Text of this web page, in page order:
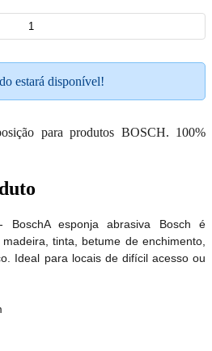
estará disponível!
para produtos BOSCH. 100%
BoschA esponja abrasiva Bosch é
tinta, betume de enchimento,
Ideal para locais de difícil acesso ou